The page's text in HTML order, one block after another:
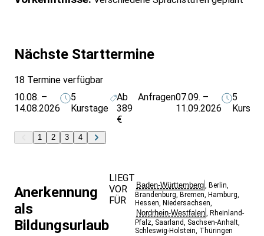
Nächste Starttermine
18 Termine verfügbar
10.08. –
14.08.2026
5
Kurstage
Ab
389
€
Anfragen07.09. –
11.09.2026
5
1 2 3 4
Anerkennung
als
Bildungsurlaub
LIEGT
VOR
FÜR
Baden-Württemberg, Berlin,
Brandenburg, Bremen, Hamburg,
Hessen, Niedersachsen,
Nordrhein-Westfalen, Rheinland-
Pfalz, Saarland, Sachsen-Anhalt,
Schleswig-Holstein, Thüringen